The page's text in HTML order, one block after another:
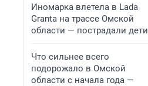
Иномарка влетела в Lada
Granta на трассе Омской
области — пострадали дети
Что сильнее всего
подорожало в Омской
области с начала года —